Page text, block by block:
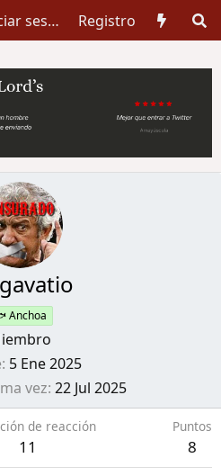
Iniciar sesión Registro
Anchoa
5 Ene 2025
vez 22 Jul 2025
de reacción
11
Puntos
8